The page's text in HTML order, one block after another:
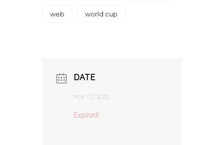
web world cup
DATE
nov. 07 2021
Expired!